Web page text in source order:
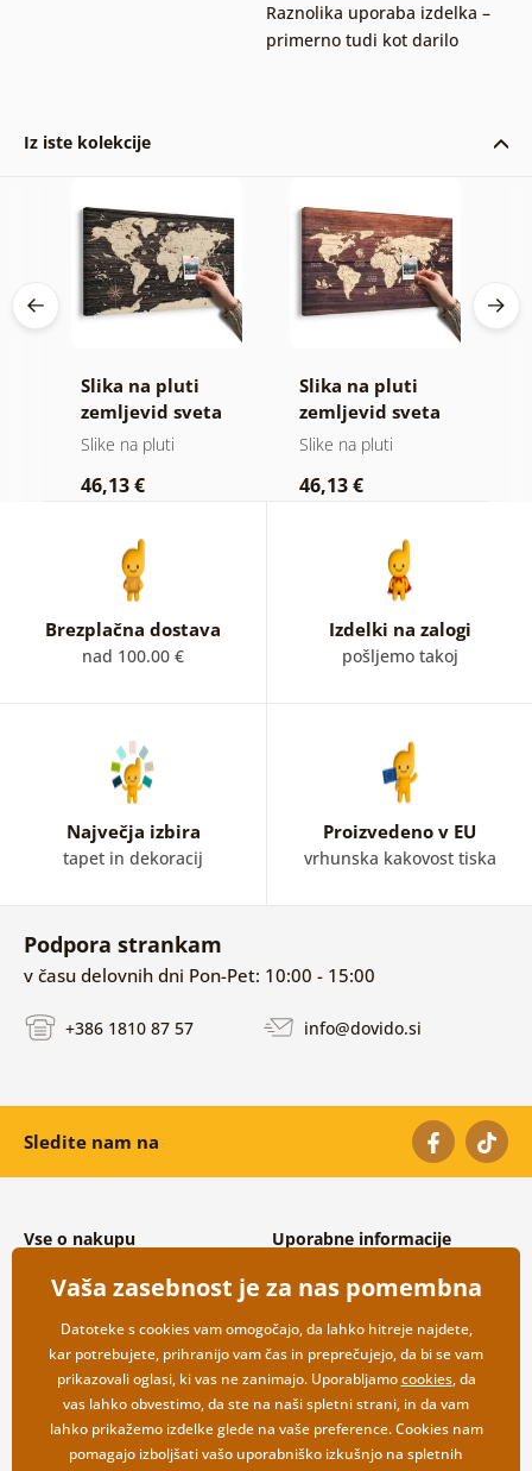
Raznolika uporaba izdelka –
primerno tudi kot darilo
Iz iste kolekcije
Slika na pluti
zemljevid sveta
na lesenem
Slike na pluti
46,13 €
Slika na pluti
zemljevid sveta
na lesu
Slike na pluti
46,13 €
Brezplačna dostava
nad 100.00 €
Izdelki na zalogi
pošljemo takoj
Največja izbira
tapet in dekoracij
Proizvedeno v EU
vrhunska kakovost tiska
Podpora strankam
v času delovnih dni Pon-Pet: 10:00 - 15:00
+386 1810 87 57 info@dovido.si
Sledite nam na
Vse o nakupu
Splošni in reklamacijski pogoji
Varovanje osebnih podatkov
Možnosti dostave in plačila
Vračilo blaga
Uporabne informacije
Pogosto zastavljena vprašanja
Kontakti
Veleprodaja
Vaša zasebnost je za nas pomembna
Datoteke s cookies vam omogočajo, da lahko hitreje najdete,
kar potrebujete, prihranijo vam čas in preprečujejo, da bi se vam
prikazovali oglasi, ki vas ne zanimajo. Uporabljamocookies, da
vas lahko obvestimo, da ste na naši spletni strani, in da vam
lahko prikažemo izdelke glede na vaše preference. Cookies nam
pomagajo izboljšati vašo uporabniško izkušnjo na spletnih